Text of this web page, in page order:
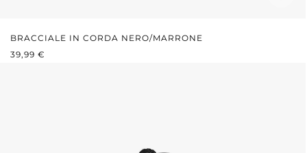
BRACCIALE IN CORDA NERO/MARRONE
PREZZO NORMALE:
39,99 €